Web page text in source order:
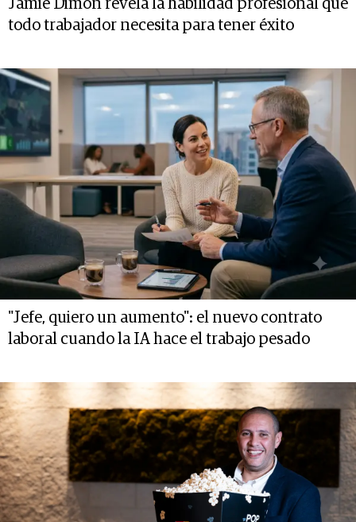
Jamie Dimon revela la habilidad profesional que
todo trabajador necesita para tener éxito
"Jefe, quiero un aumento": el nuevo contrato
laboral cuando la IA hace el trabajo pesado